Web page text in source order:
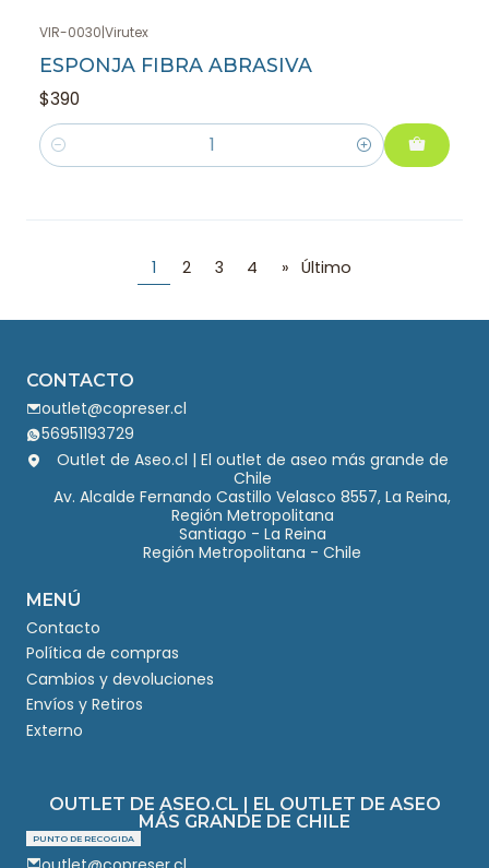
VIR-0030|Virutex
ESPONJA FIBRA ABRASIVA
$390
Cantidad
1 2 3 4 » Último
CONTACTO
outlet@copreser.cl
56951193729
Outlet de Aseo.cl | El outlet de aseo más grande de
Chile
Av. Alcalde Fernando Castillo Velasco 8557, La Reina,
Región Metropolitana
Santiago - La Reina
Región Metropolitana - Chile
MENÚ
Contacto
Política de compras
Cambios y devoluciones
Envíos y Retiros
Externo
OUTLET DE ASEO.CL | EL OUTLET DE ASEO
MÁS GRANDE DE CHILE
PUNTO DE RECOGIDA